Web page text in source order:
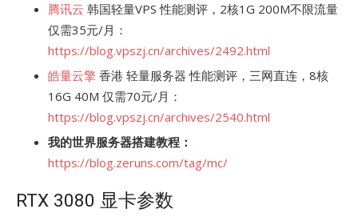
腾讯云 韩国轻量VPS 性能测评，2核1G 200M不限流量
仅需35元/月：
https://blog.vpszj.cn/archives/2492.html
皓量云擎 香港 轻量服务器 性能测评，三网直连，8核
16G 40M 仅需70元/月：
https://blog.vpszj.cn/archives/2540.html
我的世界服务器搭建教程：
https://blog.zeruns.com/tag/mc/
RTX 3080 显卡参数